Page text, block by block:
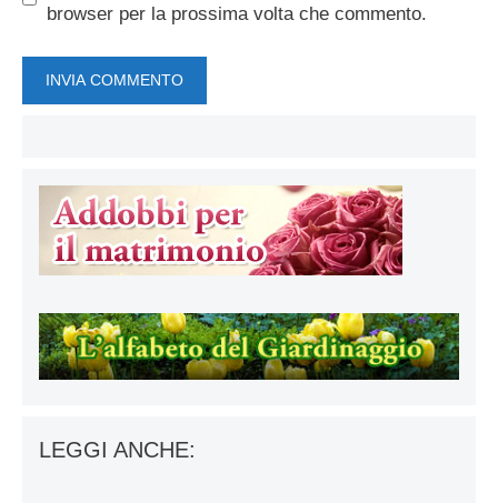
browser per la prossima volta che commento.
LEGGI ANCHE: